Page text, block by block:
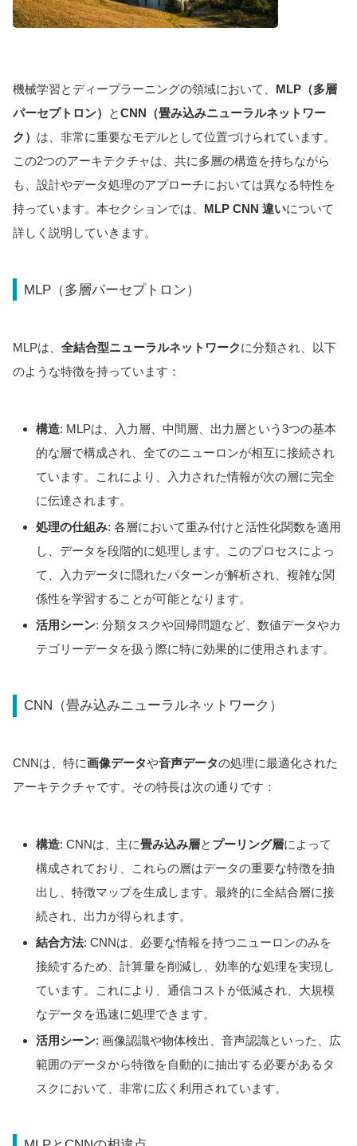
機械学習とディープラーニングの領域において、 MLP（多層
パーセプトロン）
とCNN（畳み込みニューラルネットワー
ク） は、非常に重要なモデルとして位置づけられています。
この2つのアーキテクチャは、共に多層の構造を持ちながら
も、設計やデータ処理のアプローチにおいては異なる特性を
持っています。本セクションでは、 MLP CNN 違いについて
詳しく説明していきます。
MLP（多層パーセプトロン）
MLPは、 全結合型ニューラルネットワークに分類され、以下
のような特徴を持っています：
構造: MLPは、入力層、中間層、出力層という3つの基本
的な層で構成され、全てのニューロンが相互に接続され
ています。これにより、入力された情報が次の層に完全
に伝達されます。
処理の仕組み: 各層において重み付けと活性化関数を適用
し、データを段階的に処理します。このプロセスによっ
て、入力データに隠れたパターンが解析され、複雑な関
係性を学習することが可能となります。
活用シーン: 分類タスクや回帰問題など、数値データやカ
テゴリーデータを扱う際に特に効果的に使用されます。
CNN（畳み込みニューラルネットワーク）
CNNは、特に画像データや音声データの処理に最適化された
アーキテクチャです。その特長は次の通りです：
構造: CNNは、主に畳み込み層と プーリング層によって
構成されており、これらの層はデータの重要な特徴を抽
出し、特徴マップを生成します。最終的に全結合層に接
続され、出力が得られます。
結合方法: CNNは、必要な情報を持つニューロンのみを
接続するため、計算量を削減し、効率的な処理を実現し
ています。これにより、通信コストが低減され、大規模
なデータを迅速に処理できます。
活用シーン: 画像認識や物体検出、音声認識といった、広
範囲のデータから特徴を自動的に抽出する必要があるタ
スクにおいて、非常に広く利用されています。